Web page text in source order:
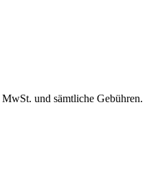
und sämtliche Gebühren.